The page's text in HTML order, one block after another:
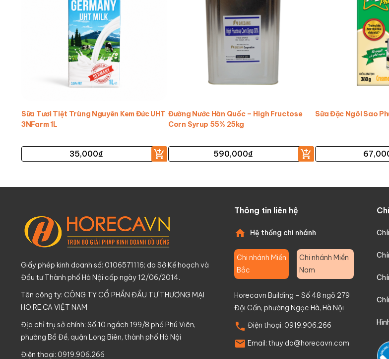
Sữa Tươi Tiệt Trùng Nguyên Kem Đức UHT
3NFarm 1L
35,000₫
Đường Nước Hàn Quốc – High Fructose
Corn Syrup 55% 25kg
590,000₫
Sữa Đặc Ngôi Sao
Giấy phép kinh doanh số: 0106571116; do Sở Kế hoạch và
Đầu tư Thành phố Hà Nội cấp ngày 12/06/2014.
Tên công ty: CÔNG TY CỔ PHẦN ĐẦU TƯ THƯƠNG MẠI
HO.RE.CA VIỆT NAM
Địa chỉ trụ sở chính: Số 10 ngách 199/8 phố Phú Viên,
phường Bồ Đề, quận Long Biên, thành phố Hà Nội
Điện thoại: 0919.906.266
Thông tin liên hệ
Hệ thống chi nhánh
Chi nhánh Miền
Bắc
Chi nhánh Miền
Nam
Horecavn Building – Số 48 ngõ 279
Đội Cấn, phường Ngọc Hà, Hà Nội
Điện thoại: 0919.906.266
Email: thuy.do@horecavn.com